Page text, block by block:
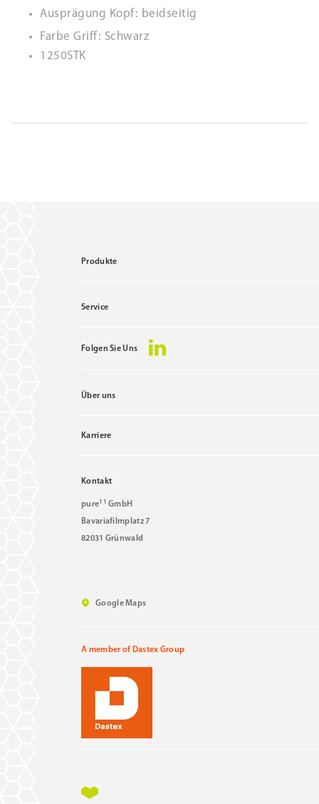
Ausprägung Kopf: beidseitig
Farbe Griff: Schwarz
1250STK
Produkte
Service
Folgen Sie Uns
Über uns
Karriere
Kontakt
pure11 GmbH
Bavariafilmplatz 7
82031 Grünwald
Google Maps
A member of Dastex Group